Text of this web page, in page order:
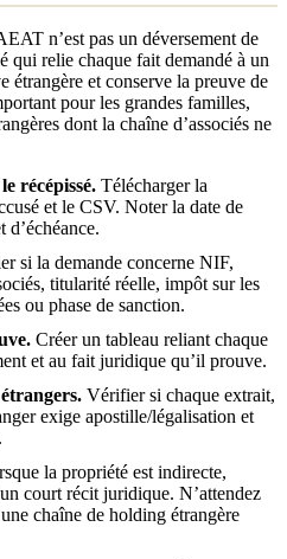
n’est pas un déversement de
qui relie chaque fait demandé à un
étrangère et conserve la preuve de
pour les grandes familles,
dont la chaîne d’associés ne
récépissé.Télécharger la
et le CSV. Noter la date de
d’échéance.
si la demande concerne NIF,
titularité réelle, impôt sur les
ou phase de sanction.
Créer un tableau reliant chaque
et au fait juridique qu’il prouve.
Vérifier si chaque extrait,
exige apostille/légalisation et
la propriété est indirecte,
court récit juridique. N’attendez
chaîne de holding étrangère